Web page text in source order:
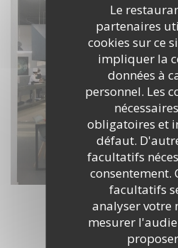
Le
partenaires
cookies sur ce
impliquer la
données à
personnel. Les
obligatoires et
défaut.
facultatifs
consentement.
facultatifs
analyser votre
mesurer